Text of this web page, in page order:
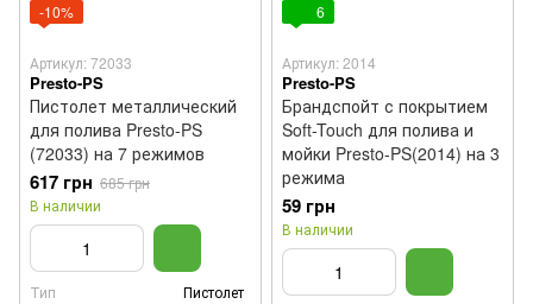
-10%
Артикул: 72033
Presto-PS
Пистолет металлический
для полива Presto-PS
(72033) на 7 режимов
617 грн 685 грн
В наличии
Тип
Пистолет
6
Артикул: 2014
Presto-PS
Брандспойт с покрытием
Soft-Touch для полива и
мойки Presto-PS(2014) на 3
режима
59 грн
В наличии